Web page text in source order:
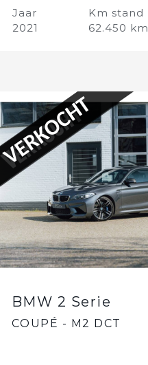
Jaar
2021
Km stand
62.450 km
VERKOCHT
BMW 2 Serie
COUPÉ - M2 DCT